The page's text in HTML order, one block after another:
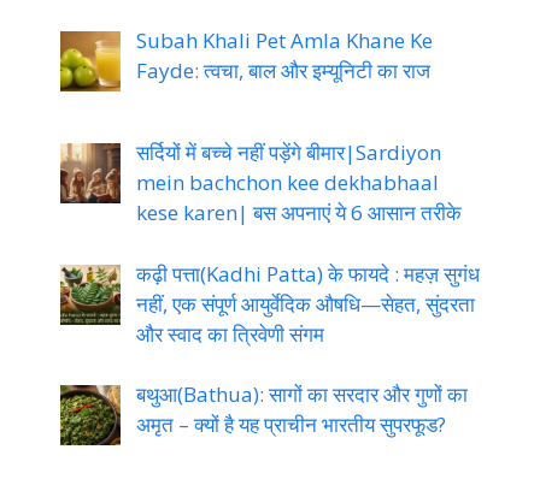
Subah Khali Pet Amla Khane Ke
Fayde: त्वचा, बाल और इम्यूनिटी का राज
सर्दियों में बच्चे नहीं पड़ेंगे बीमार|Sardiyon
mein bachchon kee dekhabhaal
kese karen| बस अपनाएं ये 6 आसान तरीके
कढ़ी पत्ता(Kadhi Patta) के फायदे : महज़ सुगंध
नहीं, एक संपूर्ण आयुर्वेदिक औषधि—सेहत, सुंदरता
और स्वाद का त्रिवेणी संगम
बथुआ(Bathua): सागों का सरदार और गुणों का
अमृत – क्यों है यह प्राचीन भारतीय सुपरफूड?